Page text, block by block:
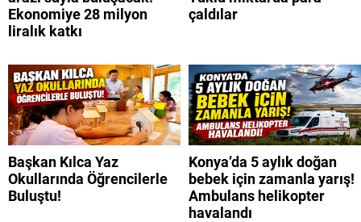
Ekonomiye 28 milyon
liralık katkı
çaldılar
Başkan Kılca Yaz
Okullarında Öğrencilerle
Buluştu!
Konya’da 5 aylık doğan
bebek için zamanla yarış!
Ambulans helikopter
havalandı